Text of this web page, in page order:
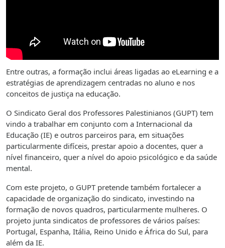
Entre outras, a formação inclui áreas ligadas ao eLearning e a
estratégias de aprendizagem centradas no aluno e nos
conceitos de justiça na educação.
O Sindicato Geral dos Professores Palestinianos (GUPT) tem
vindo a trabalhar em conjunto com a Internacional da
Educação (IE) e outros parceiros para, em situações
particularmente difíceis, prestar apoio a docentes, quer a
nível financeiro, quer a nível do apoio psicológico e da saúde
mental.
Com este projeto, o GUPT pretende também fortalecer a
capacidade de organização do sindicato, investindo na
formação de novos quadros, particularmente mulheres. O
projeto junta sindicatos de professores de vários países:
Portugal, Espanha, Itália, Reino Unido e África do Sul, para
além da IE.